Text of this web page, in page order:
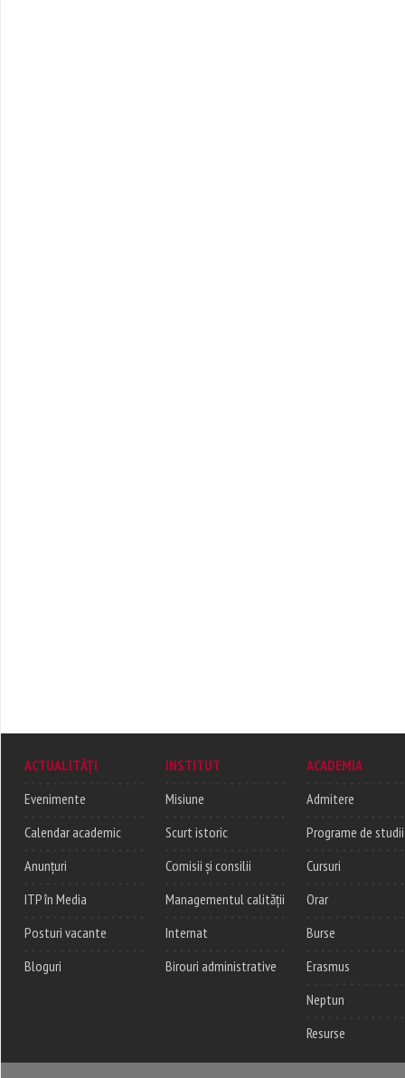
ACTUALITĂȚI
Evenimente
Calendar academic
Anunțuri
ITP în Media
Posturi vacante
Bloguri
INSTITUT
Misiune
Scurt istoric
Comisii și consilii
Managementul calității
Internat
Birouri administrative
ACADEMIA
Admitere
Programe de studii
Cursuri
Orar
Burse
Erasmus
Neptun
Resurse